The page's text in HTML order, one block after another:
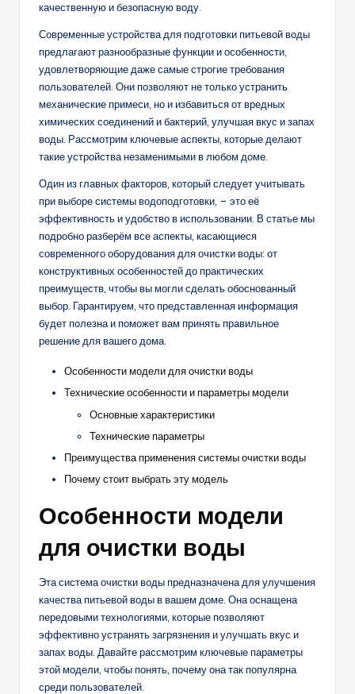
качественную и безопасную воду.
Современные устройства для подготовки питьевой воды
предлагают разнообразные функции и особенности,
удовлетворяющие даже самые строгие требования
пользователей. Они позволяют не только устранить
механические примеси, но и избавиться от вредных
химических соединений и бактерий, улучшая вкус и запах
воды. Рассмотрим ключевые аспекты, которые делают
такие устройства незаменимыми в любом доме.
Один из главных факторов, который следует учитывать
при выборе системы водоподготовки, – это её
эффективность и удобство в использовании. В статье мы
подробно разберём все аспекты, касающиеся
современного оборудования для очистки воды: от
конструктивных особенностей до практических
преимуществ, чтобы вы могли сделать обоснованный
выбор. Гарантируем, что представленная информация
будет полезна и поможет вам принять правильное
решение для вашего дома.
Особенности модели для очистки воды
Технические особенности и параметры модели
Основные характеристики
Технические параметры
Преимущества применения системы очистки воды
Почему стоит выбрать эту модель
Особенности модели
для очистки воды
Эта система очистки воды предназначена для улучшения
качества питьевой воды в вашем доме. Она оснащена
передовыми технологиями, которые позволяют
эффективно устранять загрязнения и улучшать вкус и
запах воды. Давайте рассмотрим ключевые параметры
этой модели, чтобы понять, почему она так популярна
среди пользователей.